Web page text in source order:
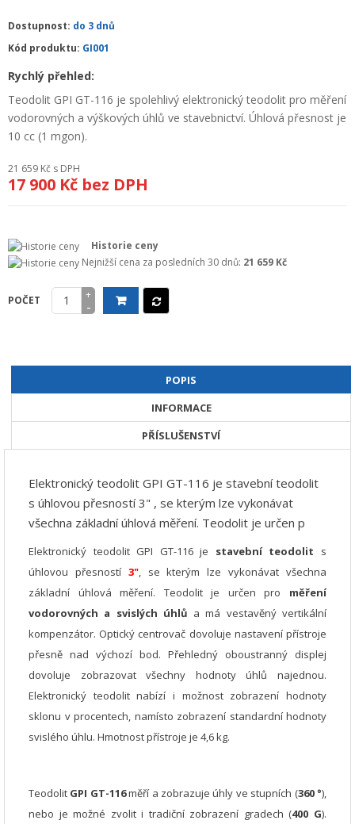
PŘÍSLUŠENSTVÍ K PŘÍSTROJŮM
NIVELACE MINIBAGRŮ A RYPADEL
+
GEODETICKÝ A CAD SOFTWARE
OBCHODNÍ PODMÍNKY SPOLEČNOSTI GEOPEN, S.R.O.
SERVIS A KALIBRACE
O NÁKUPU
Dostupnost: do 3 dnů
Kód produktu: GI001
Rychlý přehled:
Teodolit GPI GT-116 je spolehlivý elektronický teodolit pro měření
vodorovných a výškových úhlů ve stavebnictví. Úhlová přesnost je
10 cc (1 mgon).
21 659 Kč s DPH
17 900 Kč bez DPH
Historie ceny
Nejnižší cena za posledních 30 dnů: 21 659 Kč
POČET +
-
POPIS
INFORMACE
PŘÍSLUŠENSTVÍ
Elektronický teodolit GPI GT-116 je stavební teodolit
s úhlovou přesností 3" , se kterým lze vykonávat
všechna základní úhlová měření. Teodolit je určen p
Elektronický teodolit GPI GT-116 je stavební teodolit s
úhlovou přesností 3", se kterým lze vykonávat všechna
základní úhlová měření. Teodolit je určen pro měření
vodorovných a svislých úhlů a má vestavěný vertikální
kompenzátor. Optický centrovač dovoluje nastavení přístroje
přesně nad výchozí bod. Přehledný oboustranný displej
dovoluje zobrazovat všechny hodnoty úhlů najednou.
Elektronický teodolit nabízí i možnost zobrazení hodnoty
sklonu v procentech, namísto zobrazení standardní hodnoty
svislého úhlu. Hmotnost přístroje je 4,6 kg.
Teodolit GPI GT-116měří a zobrazuje úhly ve stupních (360 °),
nebo je možné zvolit i tradiční zobrazení gradech (400 G).